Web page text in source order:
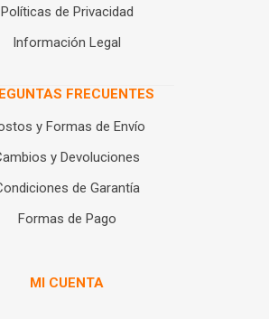
Políticas de Privacidad
Información Legal
FRECUENTES
y Formas de Envío
y Devoluciones
de Garantía
Formas de Pago
MI CUENTA